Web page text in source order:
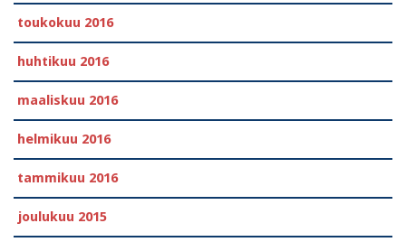
toukokuu 2016
huhtikuu 2016
maaliskuu 2016
helmikuu 2016
tammikuu 2016
joulukuu 2015